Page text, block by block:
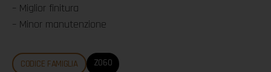
– Miglior finitura
– Minor manutenzione
CODICE FAMIGLIA Z060